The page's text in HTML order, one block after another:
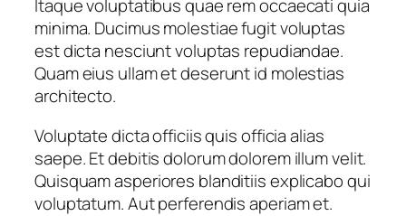
Itaque voluptatibus quae rem occaecati quia
minima. Ducimus molestiae fugit voluptas
est dicta nesciunt voluptas repudiandae.
Quam eius ullam et deserunt id molestias
architecto.
Voluptate dicta officiis quis officia alias
saepe. Et debitis dolorum dolorem illum velit.
Quisquam asperiores blanditiis explicabo qui
voluptatum. Aut perferendis aperiam et.